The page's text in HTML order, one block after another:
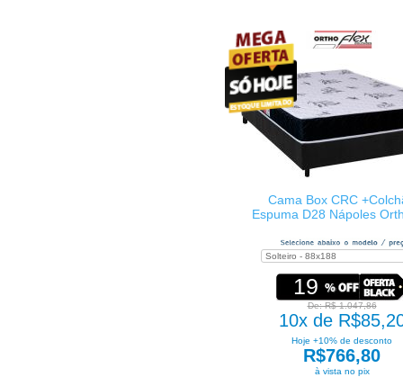
Cama Box CRC
Espuma D28 Nápoles
19
De: R$ 1.047,86
10x de
Hoje +10% de desconto
R$766,80
à vista no pix